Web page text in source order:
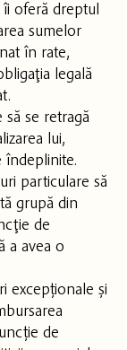
îi oferă dreptul
sumelor
în rate,
legală
se retragă
lui,
îndeplinite.
particulare să
grupă din
de
a avea o
excepționale și
de